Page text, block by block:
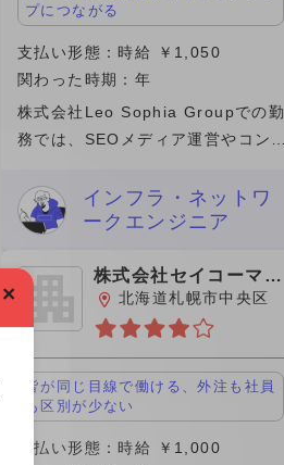
プにつながる
支払い形態：時給 ￥1,050
関わった時期：年
株式会社Leo Sophia Groupでの勤
務では、SEOメディア運営やコンテ
企画から分析改善まで一貫して担当
しました。特に、検索ニーズを踏ま
インフラ・ネットワ
ークエンジニア
株式会社セイコーマー
ト 北海道札幌市中央区
皆が同じ目線で働ける、外注も社員
も区別が少ない
支払い形態：時給 ￥1,000
×